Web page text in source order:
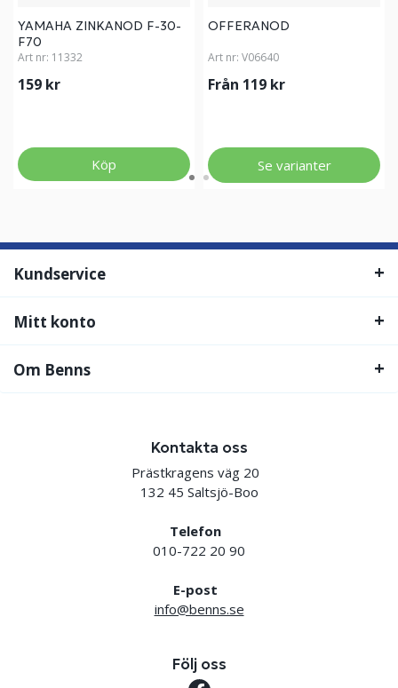
YAMAHA ZINKANOD F-30-
F70
Art nr: 11332
159 kr
Köp
OFFERANOD
Art nr: V06640
Från 119 kr
Se varianter
Kundservice
Mitt konto
Om Benns
Kontakta oss
Prästkragens väg 20
132 45 Saltsjö-Boo
Telefon
010-722 20 90
E-post
info@benns.se
Följ oss